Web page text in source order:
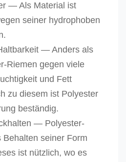
— Als Material ist
seiner hydrophoben
— Anders als
Riemen gegen viele
und Fett
zu diesem ist Polyester
beständig.
— Polyester-
seiner Form
ist nützlich, wo es